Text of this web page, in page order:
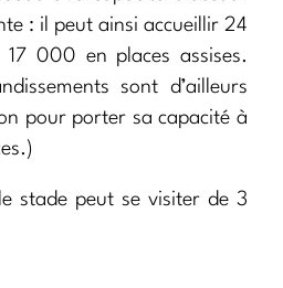
: il peut ainsi accueillir 24
000 en places assises.
sont d’ailleurs
pour porter sa capacité à
stade peut se visiter de 3